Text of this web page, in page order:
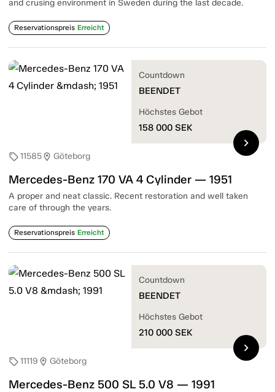
and crusing environment in Sweden during the last decade.
Reservationspreis Erreicht
sell11585location_on Göteborg
Mercedes-Benz 170 VA 4 Cylinder — 1951
A proper and neat classic. Recent restoration and well taken
care of through the years.
Reservationspreis Erreicht
Countdown
BEENDET
Höchstes Gebot
158 000 SEK
chevron_right
sell11119 location_on Göteborg
Mercedes-Benz 500 SL 5.0 V8 — 1991
Countdown
BEENDET
Höchstes Gebot
210 000 SEK
chevron_right